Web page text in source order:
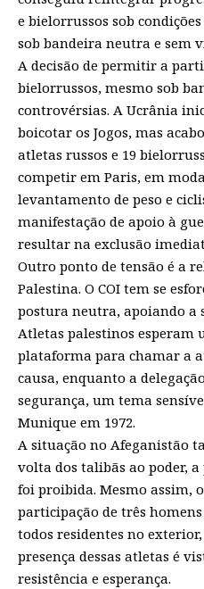
e bielorrussos sob
sob bandeira neutra e sem
A decisão de permitir a
bielorrussos, mesmo sob
controvérsias. A Ucrânia
boicotar os Jogos, mas
atletas russos e 19
competir em Paris, em
levantamento de peso e
manifestação de apoio à
resultar na exclusão
Outro ponto de tensão é a
Palestina. O COI tem se
postura neutra, apoiando a
Atletas palestinos esperam
plataforma para chamar a
causa, enquanto a
segurança, um tema
Munique em 1972.
A situação no Afeganistão
volta dos talibãs ao poder,
foi proibida. Mesmo assim,
participação de três
todos residentes no
presença dessas atletas é
resistência e esperança.